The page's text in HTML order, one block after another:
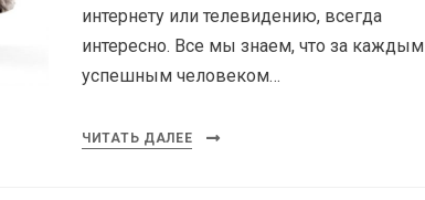
интернету или телевидению, всегда
интересно. Все мы знаем, что за каждым
успешным человеком…
ЧИТАТЬ ДАЛЕЕ